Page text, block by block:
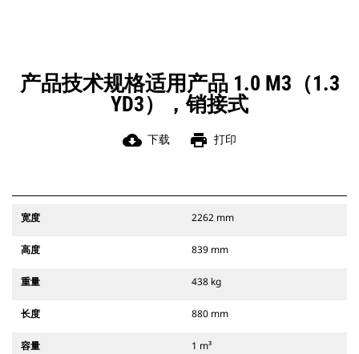
产品技术规格适用产品 1.0 M3（1.3
YD3），销接式
cloud_download 下载 print 打印
宽度 2262 mm
高度 839 mm
重量 438 kg
长度 880 mm
容量 1 m³